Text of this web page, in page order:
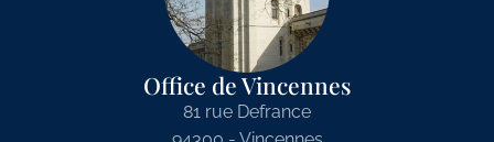
Office de Vincennes
81 rue Defrance